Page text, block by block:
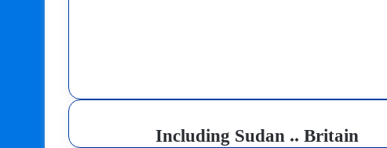
Including Sudan .. Britain